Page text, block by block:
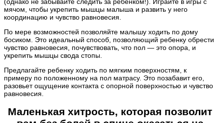
мячом, чтобы укрепить мышцы малыша и развить у него
координацию и чувство равновесия.
По мере возможностей позволяйте малышу ходить по дому
босиком. Это идеальный способ, позволяющий ребенку обрести
чувство равновесия, почувствовать, что пол — это опора, и
укрепить мышцы свода стопы.
Предлагайте ребенку ходить по мягким поверхностям, к
примеру по положенному на пол матрасу. Это позабавит его,
разовьет ощущение контакта с опорной поверхностью и чувство
равновесия.
Маленькая хитрость, которая позволит